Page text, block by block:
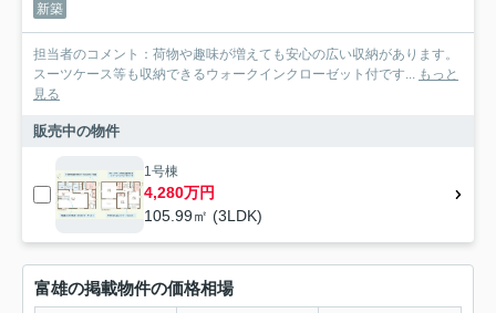
新築
担当者のコメント：荷物や趣味が増えても安心の広い収納があります。
スーツケース等も収納できるウォークインクローゼット付です... もっと
見る
販売中の物件
1号棟
4,280万円
105.99㎡ (3LDK)
富雄の掲載物件の価格相場